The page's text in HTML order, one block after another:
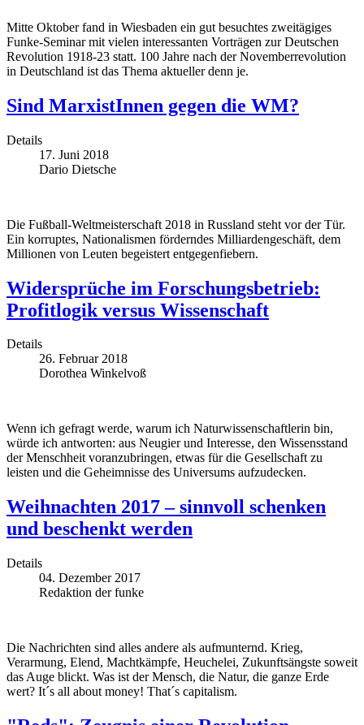
Mitte Oktober fand in Wiesbaden ein gut besuchtes zweitägiges
Funke-Seminar mit vielen interessanten Vorträgen zur Deutschen
Revolution 1918-23 statt. 100 Jahre nach der Novemberrevolution
in Deutschland ist das Thema aktueller denn je.
Sind MarxistInnen gegen die WM?
Details
17. Juni 2018
Dario Dietsche
Die Fußball-Weltmeisterschaft 2018 in Russland steht vor der Tür.
Ein korruptes, Nationalismen förderndes Milliardengeschäft, dem
Millionen von Leuten begeistert entgegenfiebern.
Widersprüche im Forschungsbetrieb:
Profitlogik versus Wissenschaft
Details
26. Februar 2018
Dorothea Winkelvoß
Wenn ich gefragt werde, warum ich Naturwissenschaftlerin bin,
würde ich antworten: aus Neugier und Interesse, den Wissensstand
der Menschheit voranzubringen, etwas für die Gesellschaft zu
leisten und die Geheimnisse des Universums aufzudecken.
Weihnachten 2017 – sinnvoll schenken
und beschenkt werden
Details
04. Dezember 2017
Redaktion der funke
Die Nachrichten sind alles andere als aufmunternd. Krieg,
Verarmung, Elend, Machtkämpfe, Heuchelei, Zukunftsängste soweit
das Auge blickt. Was ist der Mensch, die Natur, die ganze Erde
wert? It´s all about money! That´s capitalism.